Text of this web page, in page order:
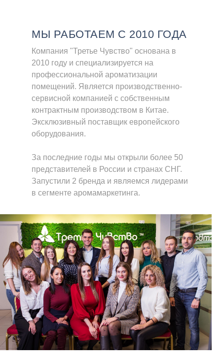
МЫ РАБОТАЕМ С 2010 ГОДА
Компания "Третье Чувство" основана в
2010 году и специализируется на
профессиональной ароматизации
помещений. Является производственно-
сервисной компанией с собственным
контрактным производством в Китае.
Эксклюзивный поставщик европейского
оборудования.
За последние годы мы открыли более 50
представителей в России и странах СНГ.
Запустили 2 бренда и являемся лидерами
в сегменте аромамаркетинга.